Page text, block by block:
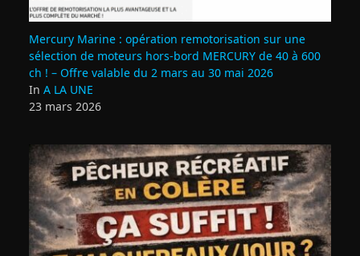
Mercury Marine : opération remotorisation sur une
sélection de moteurs hors-bord MERCURY de 40 à 600
ch ! – Offre valable du 2 mars au 30 mai 2026
In A LA UNE
23 mars 2026